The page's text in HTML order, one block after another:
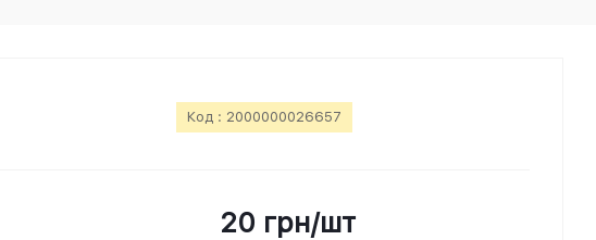
Код : 2000000026657
20 грн/шт